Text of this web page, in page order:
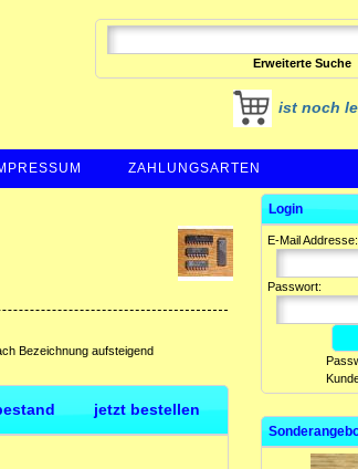
Erweiterte Suche
ist noch
ZAHLUNGSARTEN
Bezeichnung aufsteigend
jetzt bestellen
Login
E-Mail Addresse:
Passwort: